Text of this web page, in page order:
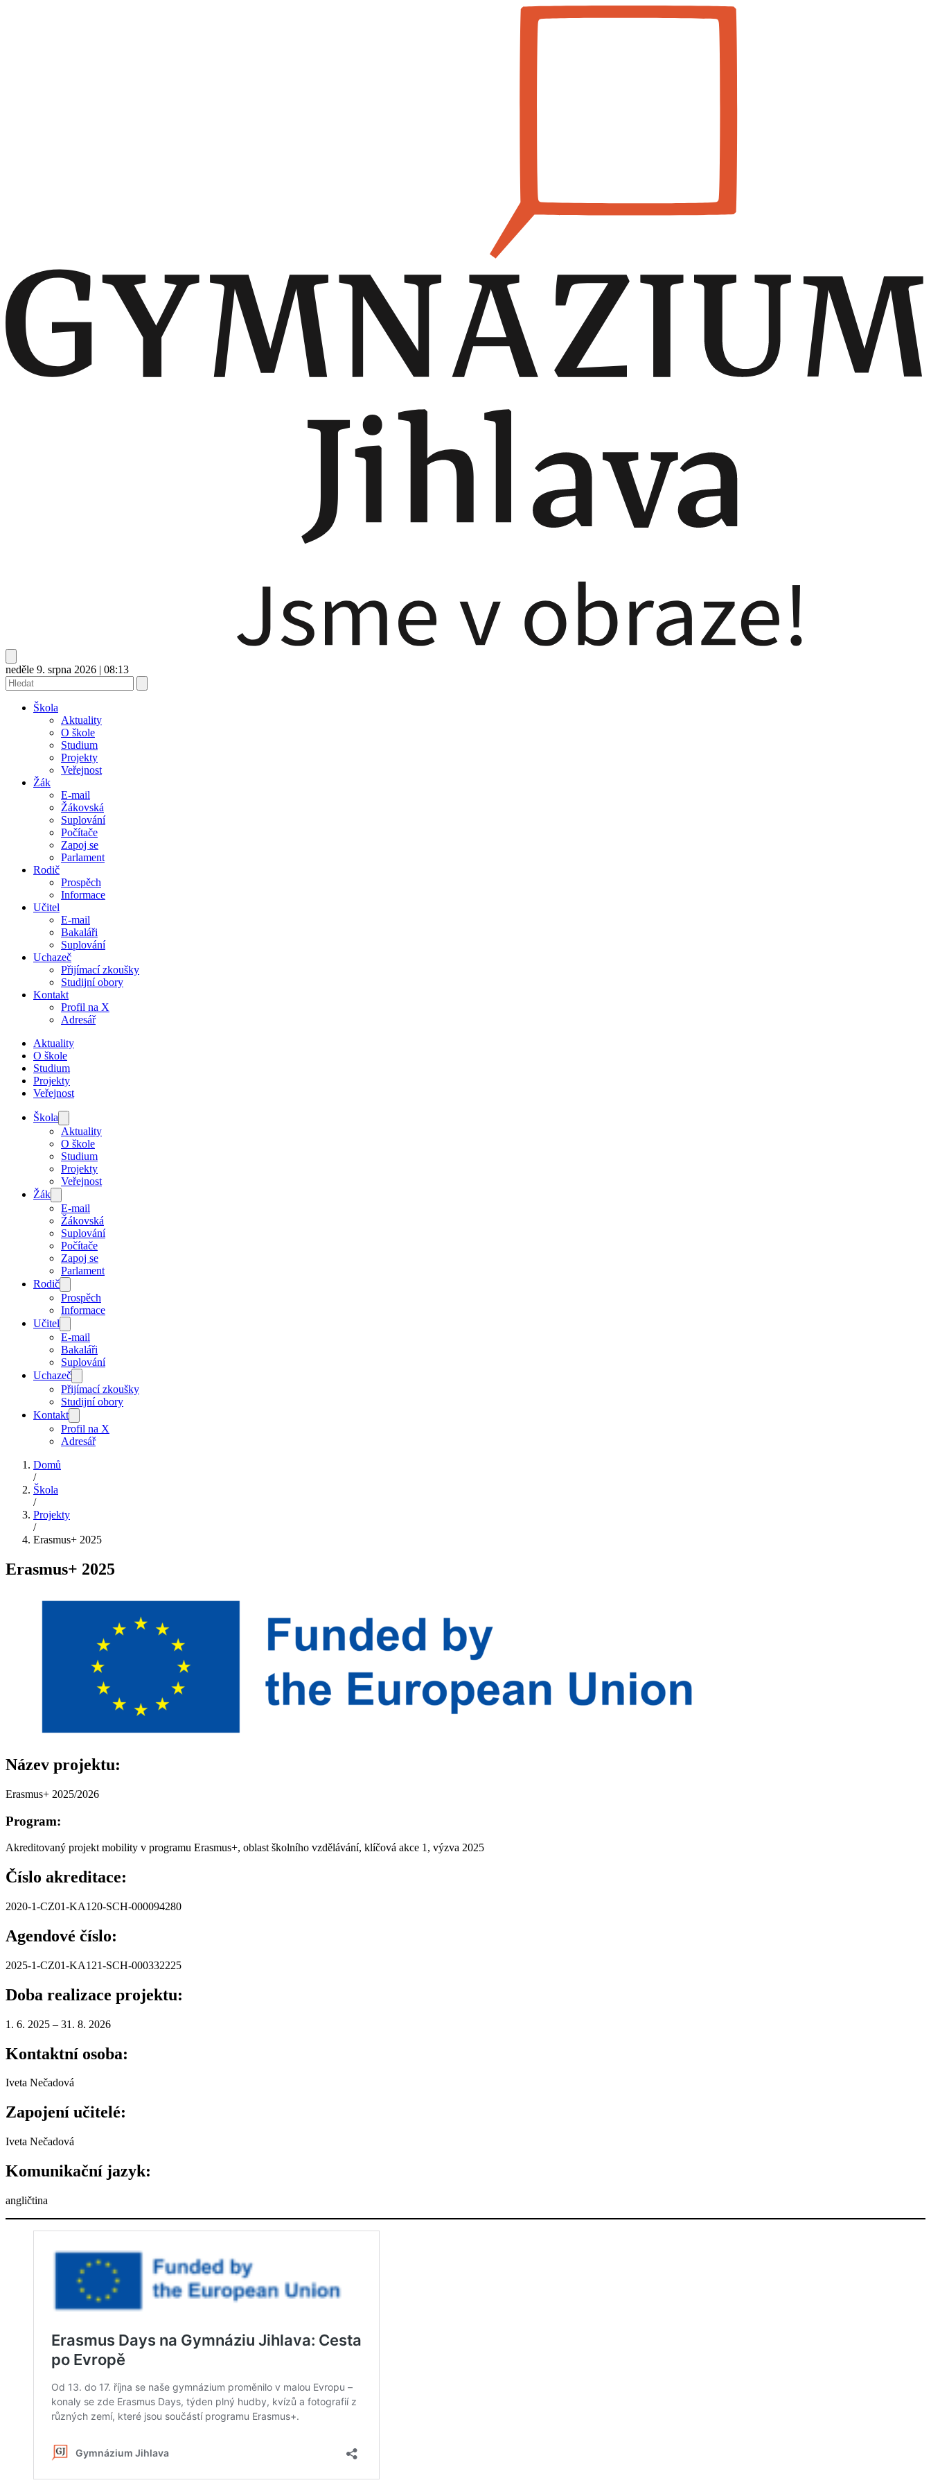
neděle 9. srpna 2026 | 08:13
Škola
Aktuality
O škole
Studium
Projekty
Veřejnost
Žák
E-mail
Žákovská
Suplování
Počítače
Zapoj se
Parlament
Rodič
Prospěch
Informace
Učitel
E-mail
Bakaláři
Suplování
Uchazeč
Přijímací zkoušky
Studijní obory
Kontakt
Profil na X
Adresář
Aktuality
O škole
Studium
Projekty
Veřejnost
Škola
Aktuality
O škole
Studium
Projekty
Veřejnost
Žák
E-mail
Žákovská
Suplování
Počítače
Zapoj se
Parlament
Rodič
Prospěch
Informace
Učitel
E-mail
Bakaláři
Suplování
Uchazeč
Přijímací zkoušky
Studijní obory
Kontakt
Profil na X
Adresář
Domů
/
Škola
/
Projekty
/
Erasmus+ 2025
Erasmus+ 2025
Název projektu:
Erasmus+ 2025/2026
Program:
Akreditovaný projekt mobility v programu Erasmus+, oblast školního vzdělávání, klíčová akce 1, výzva 2025
Číslo akreditace:
2020-1-CZ01-KA120-SCH-000094280
Agendové číslo:
2025-1-CZ01-KA121-SCH-000332225
Doba realizace projektu:
1. 6. 2025 – 31. 8. 2026
Kontaktní osoba:
Iveta Nečadová
Zapojení učitelé:
Iveta Nečadová
Komunikační jazyk:
angličtina